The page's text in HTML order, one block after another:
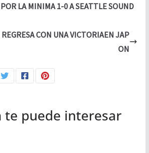
POR LA MINIMA 1-0 A SEATTLE SOUND
CON UNA VICTORIAEN JAP
ON
te puede interesar